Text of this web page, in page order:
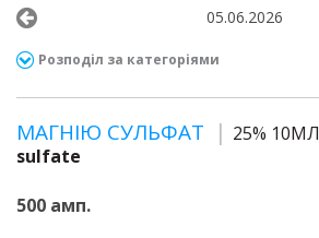
05.06.2026
Розподіл за категоріями
МАГНІЮ СУЛЬФАТ 25% 10МЛ
sulfate
500 амп.